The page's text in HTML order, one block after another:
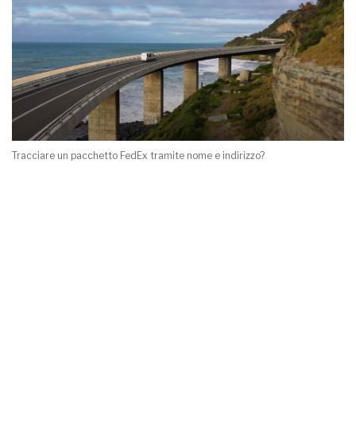
Tracciare un pacchetto FedEx tramite nome e indirizzo?